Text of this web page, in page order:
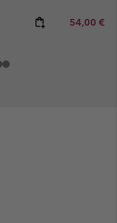
Minimum
54,00 €